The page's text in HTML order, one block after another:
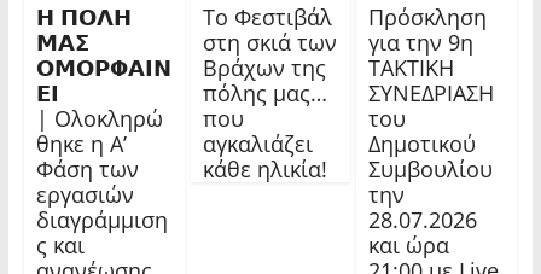
𝝜 𝝥𝝤𝝠𝝜
𝝡𝝖𝝨
𝝤𝝡𝝤𝝦𝝫𝝖𝝞𝝢
𝝚𝝞
| Ολοκληρώ
θηκε η Α’
Φάση των
εργασιών
διαγράμμιση
ς και
Το Φεστιβάλ
στη σκιά των
Βράχων της
πόλης μας…
που
αγκαλιάζει
κάθε ηλικία!
Πρόσκληση
για την 9η
ΤΑΚΤΙΚΗ
ΣΥΝΕΔΡΙΑΣΗ
του
Δημοτικού
Συμβουλίου
την
28.07.2026
και ώρα